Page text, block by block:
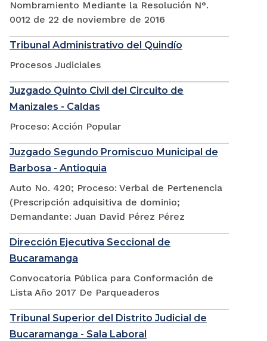
Nombramiento Mediante la Resolución N°.
0012 de 22 de noviembre de 2016
Tribunal Administrativo del Quindío
Procesos Judiciales
Juzgado Quinto Civil del Circuito de
Manizales - Caldas
Proceso: Acción Popular
Juzgado Segundo Promiscuo Municipal de
Barbosa - Antioquia
Auto No. 420; Proceso: Verbal de Pertenencia
(Prescripción adquisitiva de dominio;
Demandante: Juan David Pérez Pérez
Dirección Ejecutiva Seccional de
Bucaramanga
Convocatoria Pública para Conformación de
Lista Año 2017 De Parqueaderos
Tribunal Superior del Distrito Judicial de
Bucaramanga - Sala Laboral